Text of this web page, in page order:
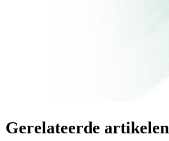
Gerelateerde artikelen